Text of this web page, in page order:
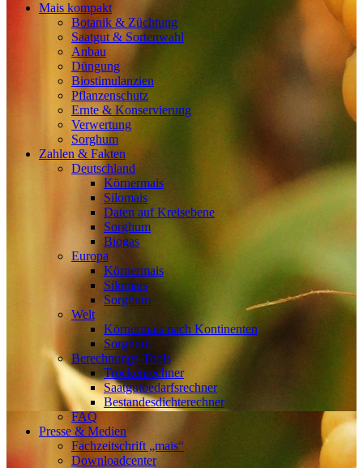
Mais kompakt
Botanik & Züchtung
Saatgut & Sortenwahl
Anbau
Düngung
Biostimulanzien
Pflanzenschutz
Ernte & Konservierung
Verwertung
Sorghum
Zahlen & Fakten
Deutschland
Körnermais
Silomais
Daten auf Kreisebene
Sorghum
Biogas
Europa
Körnermais
Silomais
Sorghum
Welt
Körnermais nach Kontinenten
Sorghum
Berechnungs-Tools
Trockenrechner
Saatgutbedarfsrechner
Bestandesdichterechner
FAQ
Presse & Medien
Fachzeitschrift „mais“
Downloadcenter